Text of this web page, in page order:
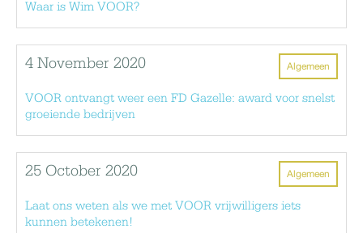
Waar is Wim VOOR?
Algemeen
4 November 2020
VOOR ontvangt weer een FD Gazelle: award voor snelst
groeiende bedrijven
Algemeen
25 October 2020
Laat ons weten als we met VOOR vrijwilligers iets
kunnen betekenen!